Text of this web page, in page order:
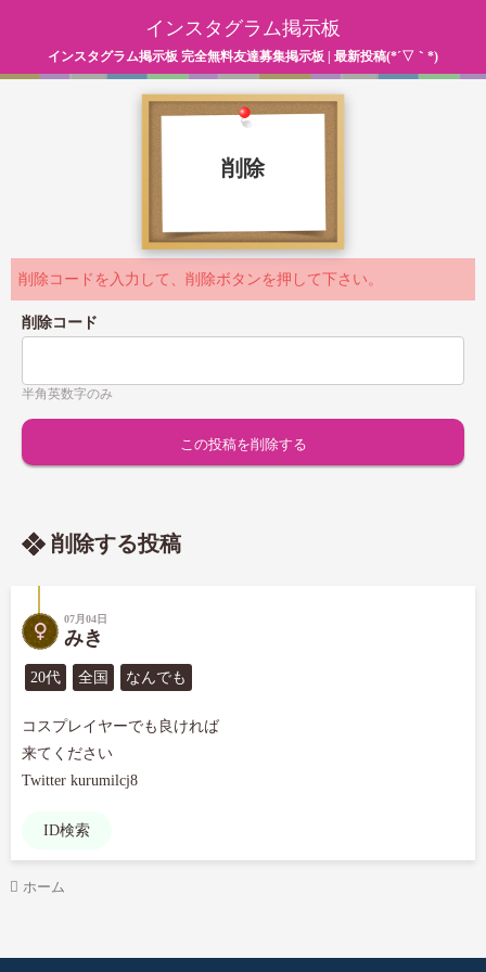
インスタグラム掲示板
インスタグラム掲示板 完全無料友達募集掲示板 | 最新投稿(*´▽｀*)
削除
削除コードを入力して、削除ボタンを押して下さい。
削除コード
半角英数字のみ
削除する投稿
07月04日
みき
20代 全国 なんでも
コスプレイヤーでも良ければ
来てください
Twitter kurumilcj8
ID検索
ホーム